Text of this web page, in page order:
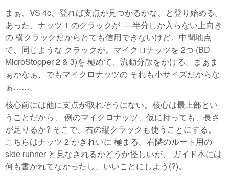
まぁ、VS 4c、登れば支点が見つかるかな、と登り始める。
あった、ナッツ 1 のクラックが — 半分しか入らない上向き
の 横クラックだからとても信用できないけど。中間地点
で、同じような クラックが。マイクロナッツを 2つ (BD
MicroStopper 2 & 3)を 極めて、流動分散をかける。まぁま
ぁかなぁ、でもマイクロナッツの それも小サイズだからな
ぁ……。
核心前には他に支点が取れそうにない。核心は最上部とい
うことだから、 例のマイクロナッツ、仮に持っても、長さ
が足りるか? そこで、右の縦クラックも使うことにする。
こちらはナッツ 2 がきれいに 極まる。右隣のルート用の
side runner と見なされるかどうか怪しいが、 ガイド本には
何も書かれてなかったし、いいことにしよう(?)。